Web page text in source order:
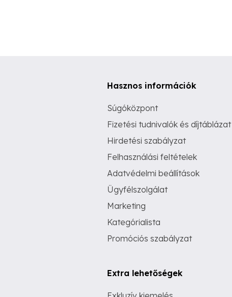
Hasznos információk
Súgóközpont
Fizetési tudnivalók és díjtáblázat
Hirdetési szabályzat
Felhasználási feltételek
Adatvédelmi beállítások
Ügyfélszolgálat
Marketing
Kategórialista
Promóciós szabályzat
Extra lehetőségek